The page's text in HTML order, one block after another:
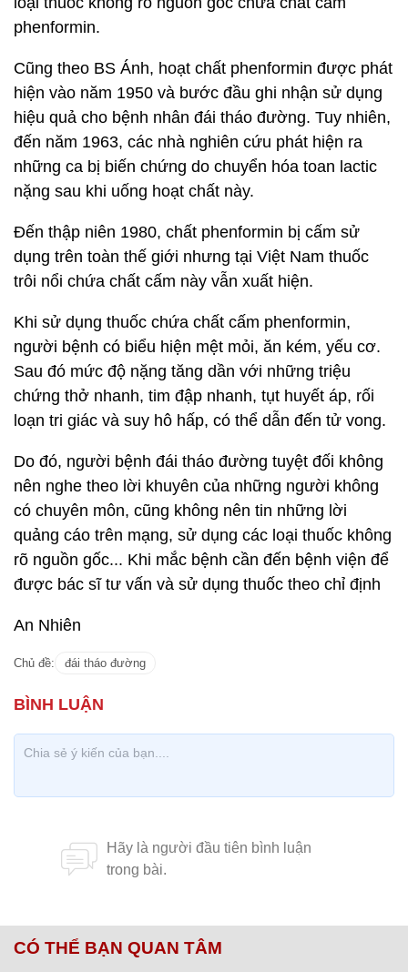
phenformin.
Cũng theo BS Ánh, hoạt chất phenformin được phát
hiện vào năm 1950 và bước đầu ghi nhận sử dụng
hiệu quả cho bệnh nhân đái tháo đường. Tuy nhiên,
đến năm 1963, các nhà nghiên cứu phát hiện ra
những ca bị biến chứng do chuyển hóa toan lactic
nặng sau khi uống hoạt chất này.
Đến thập niên 1980, chất phenformin bị cấm sử
dụng trên toàn thế giới nhưng tại Việt Nam thuốc
trôi nổi chứa chất cấm này vẫn xuất hiện.
Khi sử dụng thuốc chứa chất cấm phenformin,
người bệnh có biểu hiện mệt mỏi, ăn kém, yếu cơ.
Sau đó mức độ nặng tăng dần với những triệu
chứng thở nhanh, tim đập nhanh, tụt huyết áp, rối
loạn tri giác và suy hô hấp, có thể dẫn đến tử vong.
Do đó, người bệnh đái tháo đường tuyệt đối không
nên nghe theo lời khuyên của những người không
có chuyên môn, cũng không nên tin những lời
quảng cáo trên mạng, sử dụng các loại thuốc không
rõ nguồn gốc... Khi mắc bệnh cần đến bệnh viện để
được bác sĩ tư vấn và sử dụng thuốc theo chỉ định
An Nhiên
Chủ đề: đái tháo đường
CÓ THỂ BẠN QUAN TÂM